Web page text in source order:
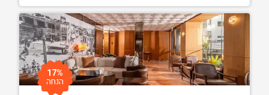
17%
הנחה